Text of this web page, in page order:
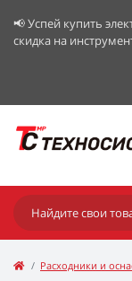
📢 Успей купить
скидка на
Расходники и